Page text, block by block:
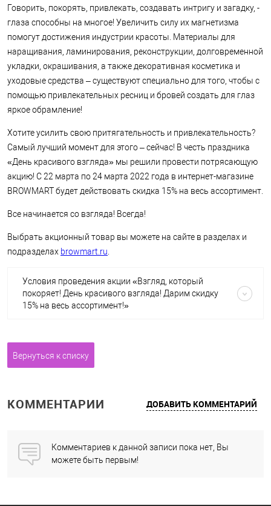
Говорить, покорять, привлекать, создавать интригу и загадку, -
глаза способны на многое! Увеличить силу их магнетизма
помогут достижения индустрии красоты. Материалы для
наращивания, ламинирования, реконструкции, долговременной
укладки, окрашивания, а также декоративная косметика и
уходовые средства – существуют специально для того, чтобы с
помощью привлекательных ресниц и бровей создать для глаз
яркое обрамление!
Хотите усилить свою притягательность и привлекательность?
Самый лучший момент для этого – сейчас! В честь праздника
«День красивого взгляда» мы решили провести потрясающую
акцию! С 22 марта по 24 марта 2022 года в интернет-магазине
BROWMART будет действовать скидка 15% на весь ассортимент.
Все начинается со взгляда! Всегда!
Выбрать акционный товар вы можете на сайте в разделах и
подразделах browmart.ru
Условия проведения акции «Взгляд, который
покоряет! День красивого взгляда! Дарим скидку
15% на весь ассортимент!»
Вернуться к списку
КОММЕНТАРИИ ДОБАВИТЬ КОММЕНТАРИЙ
Комментариев к данной записи пока нет, Вы
можете быть первым!